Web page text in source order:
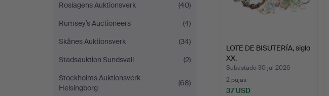
Roslagens Auktionsverk
(40)
Rumsey’s Auctioneers
(4)
Skånes Auktionsverk
(34)
Stadsauktion Sundsvall
(2)
Stockholms Auktionsverk
Helsingborg
(68)
LOTE DE BISUTERÍA, siglo
XX.
Subastado 30 jul 2026
2 pujas
37 USD